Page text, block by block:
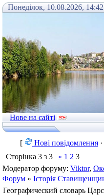
Понеділок, 10.08.2026, 14:42
Нове на сайті
[ Нові повідомлення ·
Сторінка 3 з 3 « 1 2 3
Модератор форуму: Viktor,
Форум » Історія
Географический словарь